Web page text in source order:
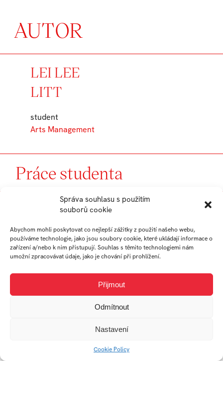
Správa souhlasu s použitím
souborů cookie
Abychom mohli poskytovat co nejlepší zážitky z použití našeho webu,
používáme technologie, jako jsou soubory cookie, které ukládají informace o
zařízení a/nebo k nim přistupují. Souhlas s těmito technologiemi nám
umožní zpracovávat údaje, jako je chování při prohlížení.
Přijmout
Odmítnout
Nastavení
Cookie Policy
AUTOR
LEI LEE
LITT
student
Arts Management
Práce studenta